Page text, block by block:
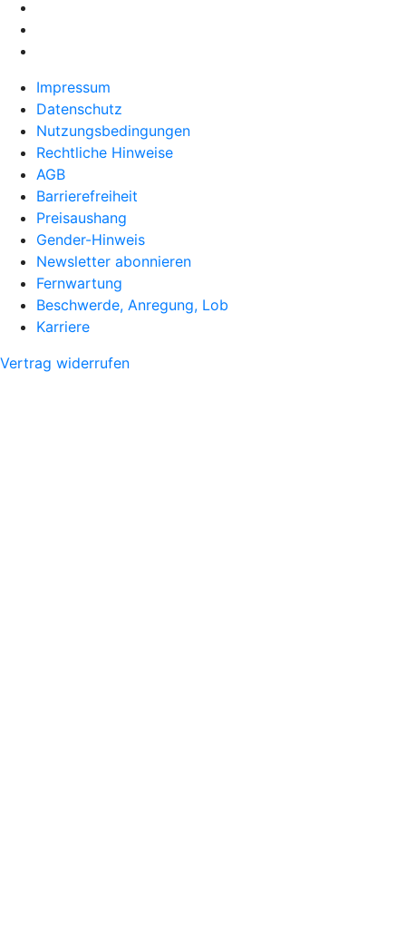
Impressum
Datenschutz
Nutzungsbedingungen
Rechtliche Hinweise
AGB
Barrierefreiheit
Preisaushang
Gender-Hinweis
Newsletter abonnieren
Fernwartung
Beschwerde, Anregung, Lob
Karriere
Vertrag widerrufen